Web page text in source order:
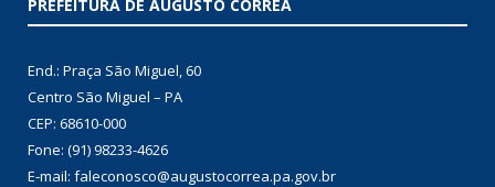
PREFEITURA DE AUGUSTO CORRÊA
End.: Praça São Miguel, 60
Centro São Miguel – PA
CEP: 68610-000
Fone: (91) 98233-4626
E-mail: faleconosco@augustocorrea.pa.gov.br